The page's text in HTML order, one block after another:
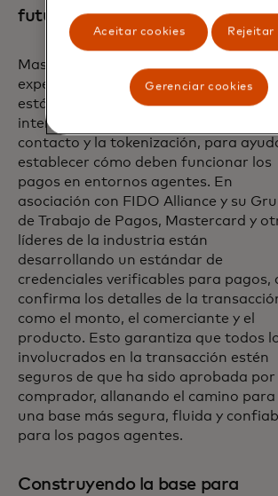
futuro de los pagos
Mastercard está aprovechando su
experiencia en la definición de
estándares de pagos digitales
interoperables, incluidos los pagos sin
contacto y la tokenización, para
establecer cómo deben funcionar los
pagos en entornos agentes. En
asociación con FIDO Alliance y su
de Trabajo de Pagos, Mastercard y
líderes de la industria están
desarrollando un estándar de
credenciales verificables para pagos,
confirma los detalles de la
como el monto, el comerciante y el
producto. Esto garantiza que todos
involucrados en la transacción estén
seguros de que ha sido aprobada por
comprador, allanando el camino para
una base más segura, fluida y
para los pagos agentes.
Construyendo la base para
Aceitar cookies Rejeitar
Gerenciar cookies